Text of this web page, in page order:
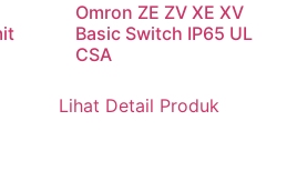
Omron ZE ZV XE XV
Basic Switch IP65 UL
CSA
Lihat Detail Produk